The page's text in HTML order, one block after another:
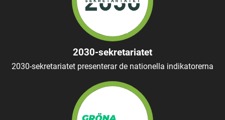
2030-sekretariatet
2030-sekretariatet presenterar de nationella indikatorerna